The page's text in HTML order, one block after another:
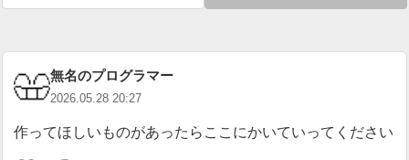
無名のプログラマー
2026.05.28 20:27
作ってほしいものがあったらここにかいていってください